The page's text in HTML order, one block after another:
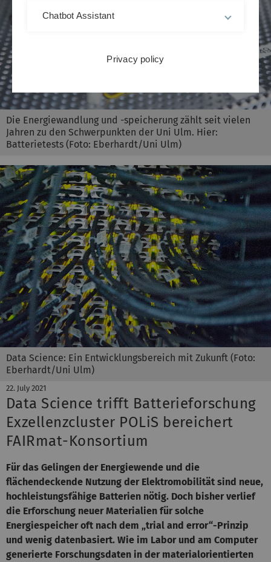
22. July 2021
Data Science trifft Batterieforschung
Exzellenzcluster POLiS bereichert
FAIRmat-Konsortium
Für das Gelingen der Energiewende und die
flächendeckende Nutzung der Elektromobilität sind neue,
hochleistungsfähige Batterien nötig. Doch bisher verlief
die Erforschung neuer Materialien für solche
Energiespeicher oft nach dem „trial and error“-Prinzip
und wenig datenbasiert. Wie im Labor und am Computer
generierte Forschungsdaten in der materialorientierten
Die Energiewandlung und -speicherung zählt seit vielen
Jahren zu den Schwerpunkten der Uni Ulm. Hier:
Batterietests (Foto: Eberhardt/Uni Ulm)
Data Science: Ein Entwicklungsbereich mit Zukunft (Foto:
Eberhardt/Uni Ulm)
Chatbot Assistant
Privacy policy